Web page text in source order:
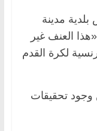
مدينة
العنف غير
لكرة القدم
وجود تحقيقات